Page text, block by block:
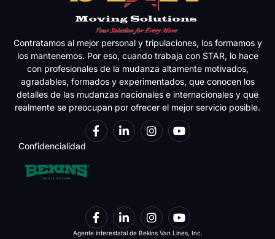
Contratamos al mejor personal y tripulaciones, los formamos y
los mantenemos. Por eso, cuando trabaja con STAR, lo hace
con profesionales de la mudanza altamente motivados,
agradables, formados y experimentados, que conocen los
detalles de las mudanzas nacionales e internacionales y que
realmente se preocupan por ofrecer el mejor servicio posible.
Confidencialidad
Agente interestatal de Bekins Van Lines, Inc.